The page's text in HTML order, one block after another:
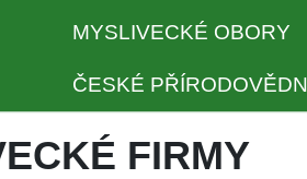
MYSLIVECKÉ OBORY
ČESKÉ
FIRMY